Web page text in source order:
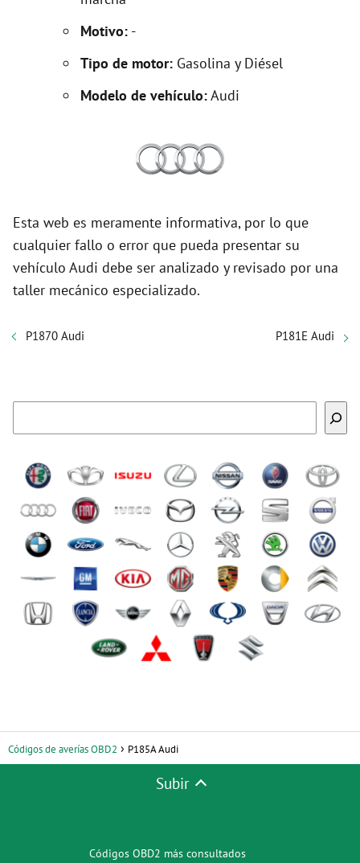
Motivo: -
Tipo de motor: Gasolina y Diésel
Modelo de vehículo:Audi
Esta web es meramente informativa, por lo que
cualquier fallo o error que pueda presentar su
vehículo Audi debe ser analizado y revisado por una
taller mecánico especializado.
P1870 Audi P181E Audi
Códigos de averías OBD2 P185A Audi
Subir
Códigos OBD2 más consultados